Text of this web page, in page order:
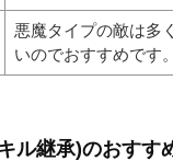
悪魔タイプの敵は多
いのでおすすめです。
ル継承)のおすす